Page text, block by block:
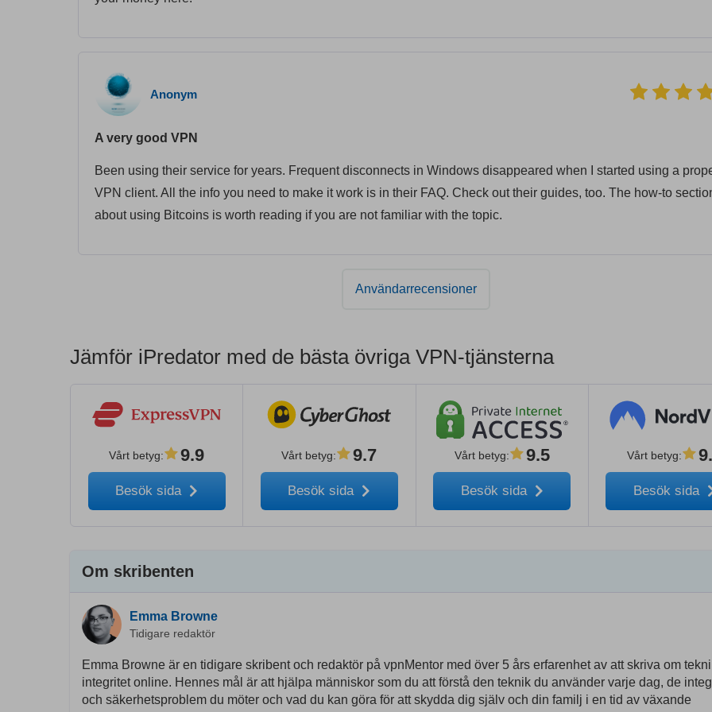
Anonym
A very good VPN
Been using their service for years. Frequent disconnects in Windows disappeared when I started using a
VPN client. All the info you need to make it work is in their FAQ. Check out their guides, too. The how-to
about using Bitcoins is worth reading if you are not familiar with the topic.
Användarrecensioner
Jämför iPredator med de bästa övriga VPN-tjänsterna
Vårt betyg: 9.9
Besök sida
Vårt betyg: 9.7
Besök sida
Vårt betyg: 9.5
Besök sida
Vårt betyg:
Besök sida
Om skribenten
Emma Browne
Tidigare redaktör
Emma Browne är en tidigare skribent och redaktör på vpnMentor med över 5 års erfarenhet av att skriva om
integritet online. Hennes mål är att hjälpa människor som du att förstå den teknik du använder varje dag, de
och säkerhetsproblem du möter och vad du kan göra för att skydda dig själv och din familj i en tid av växande